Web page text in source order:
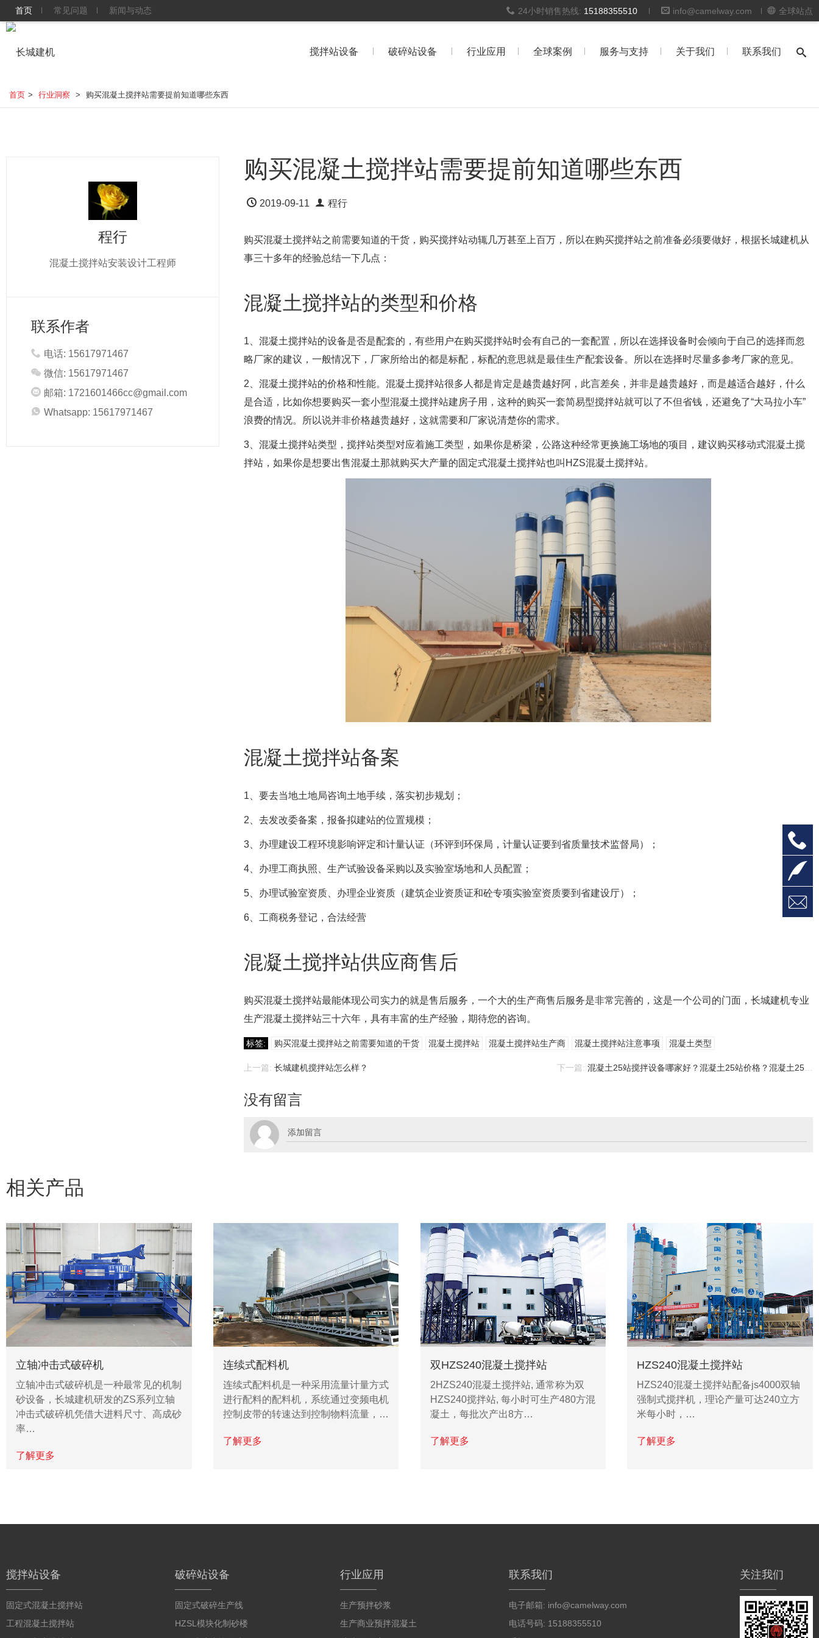
首页 常见问题 新闻与动态 24小时销售热线: 15188355510 info@camelway.com 全球站点
搅拌站设备 破碎站设备 行业应用 全球案例 服务与支持 关于我们 联系我们
首页 > 行业洞察 > 购买混凝土搅拌站需要提前知道哪些东西
购买混凝土搅拌站需要提前知道哪些东西
2019-09-11 程行
购买混凝土搅拌站之前需要知道的干货，购买搅拌站动辄几万甚至上百万，所以在购买搅拌站之前准备必须要做好，根据长城建机从
事三十多年的经验总结一下几点：
混凝土搅拌站的类型和价格
1、混凝土搅拌站的设备是否是配套的，有些用户在购买搅拌站时会有自己的一套配置，所以在选择设备时会倾向于自己的选择而忽
略厂家的建议，一般情况下，厂家所给出的都是标配，标配的意思就是最佳生产配套设备。所以在选择时尽量多参考厂家的意见。
2、混凝土搅拌站的价格和性能。混凝土搅拌站很多人都是肯定是越贵越好阿，此言差矣，并非是越贵越好，而是越适合越好，什么
是合适，比如你想要购买一套小型混凝土搅拌站建房子用，这种的购买一套简易型搅拌站就可以了不但省钱，还避免了“大马拉小车”
浪费的情况。所以说并非价格越贵越好，这就需要和厂家说清楚你的需求。
3、混凝土搅拌站类型，搅拌站类型对应着施工类型，如果你是桥梁，公路这种经常更换施工场地的项目，建议购买移动式混凝土搅
拌站，如果你是想要出售混凝土那就购买大产量的固定式混凝土搅拌站也叫HZS混凝土搅拌站。
混凝土搅拌站备案
1、要去当地土地局咨询土地手续，落实初步规划；
2、去发改委备案，报备拟建站的位置规模；
3、办理建设工程环境影响评定和计量认证（环评到环保局，计量认证要到省质量技术监督局）；
4、办理工商执照、生产试验设备采购以及实验室场地和人员配置；
5、办理试验室资质、办理企业资质（建筑企业资质证和砼专项实验室资质要到省建设厅）；
6、工商税务登记，合法经营
混凝土搅拌站供应商售后
购买混凝土搅拌站最能体现公司实力的就是售后服务，一个大的生产商售后服务是非常完善的，这是一个公司的门面，长城建机专业
生产混凝土搅拌站三十六年，具有丰富的生产经验，期待您的咨询。
标签: 购买混凝土搅拌站之前需要知道的干货 混凝土搅拌站 混凝土搅拌站生产商 混凝土搅拌站注意事项 混凝土类型
上一篇: 长城建机搅拌站怎么样？ 下一篇: 混凝土25站搅拌设备哪家好？混凝土25站价格？混凝土25站制造商？
没有留言
程行
混凝土搅拌站安装设计工程师
联系作者
电话: 15617971467
微信: 15617971467
邮箱: 1721601466cc@gmail.com
Whatsapp: 15617971467
相关产品
立轴冲击式破碎机
立轴冲击式破碎机是一种最常见的机制
砂设备，长城建机研发的ZS系列立轴
冲击式破碎机凭借大进料尺寸、高成砂
率…
了解更多
连续式配料机
连续式配料机是一种采用流量计量方式
进行配料的配料机，系统通过变频电机
控制皮带的转速达到控制物料流量，…
了解更多
双HZS240混凝土搅拌站
2HZS240混凝土搅拌站, 通常称为双
HZS240搅拌站, 每小时可生产480方混
凝土，每批次产出8方…
了解更多
HZS240混凝土搅拌站
HZS240混凝土搅拌站配备js4000双轴
强制式搅拌机，理论产量可达240立方
米每小时，…
了解更多
搅拌站设备
固定式混凝土搅拌站
工程混凝土搅拌站
破碎站设备
固定式破碎生产线
HZSL模块化制砂楼
行业应用
生产预拌砂浆
生产商业预拌混凝土
联系我们
电子邮箱: info@camelway.com
电话号码: 15188355510
关注我们


